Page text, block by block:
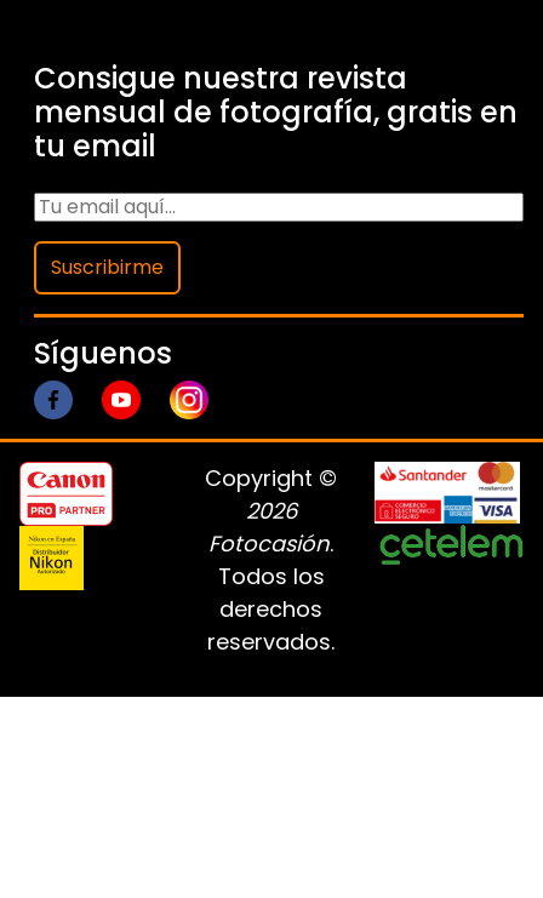
Consigue nuestra revista
mensual de fotografía, gratis en
tu email
Suscribirme
Síguenos
Copyright ©
2026
Fotocasión.
Todos los
derechos
reservados.